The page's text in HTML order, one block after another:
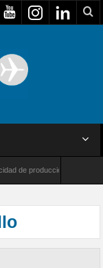
de producción de radares en